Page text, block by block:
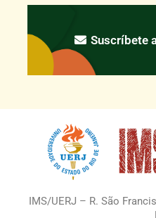
Suscríbete
IMS/UERJ – R. São